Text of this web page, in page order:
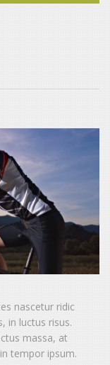
nascetur ridic
in luctus risus.
massa, at
tempor ipsum.